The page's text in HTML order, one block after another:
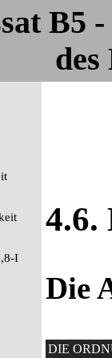
B5
des
I
4.6.
Die
DIE